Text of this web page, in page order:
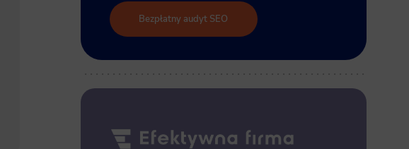
Bezpłatny audyt SEO